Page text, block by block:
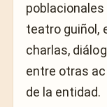
teatro guiñol,
charlas,
entre otras
de la entidad.